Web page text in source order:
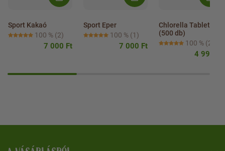
Sport Kakaó
100 % (2)
7 000 Ft
Sport Eper
100 % (1)
7 000 Ft
Chlorella Tabletta
(500 db)
100 % (2)
4 990 Ft